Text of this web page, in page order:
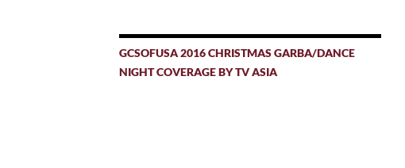
GCSOFUSA 2016 CHRISTMAS GARBA/DANCE
NIGHT COVERAGE BY TV ASIA